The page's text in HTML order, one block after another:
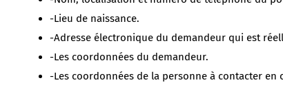
-Lieu de naissance.
-Adresse électronique du demandeur qui est
-Les coordonnées du demandeur.
-Les coordonnées de la personne à contacter